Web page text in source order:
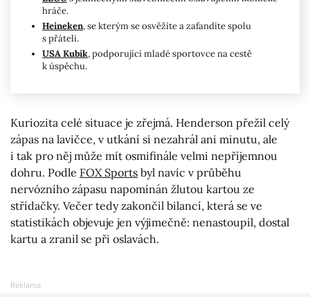
hráče.
Heineken, se kterým se osvěžíte a zafandíte spolu
s přáteli.
USA Kubik, podporující mladé sportovce na cestě
k úspěchu.
Kuriozita celé situace je zřejmá. Henderson přežil celý
zápas na lavičce, v utkání si nezahrál ani minutu, ale
i tak pro něj může mít osmifinále velmi nepříjemnou
dohru. Podle FOX Sports byl navíc v průběhu
nervózního zápasu napomínán žlutou kartou ze
střídačky. Večer tedy zakončil bilancí, která se ve
statistikách objevuje jen výjimečně: nenastoupil, dostal
kartu a zranil se při oslavách.